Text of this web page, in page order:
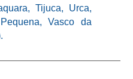
Tijuca, Urca,
Vasco da